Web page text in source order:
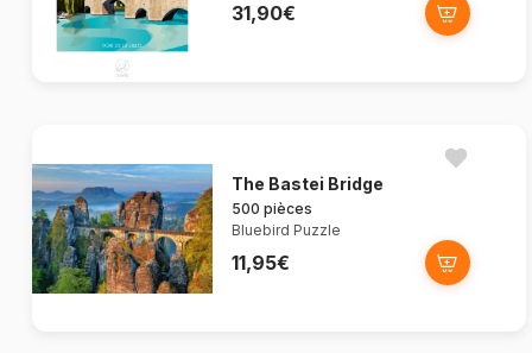
31,90€
The Bastei Bridge
500 pièces
Bluebird Puzzle
11,95€